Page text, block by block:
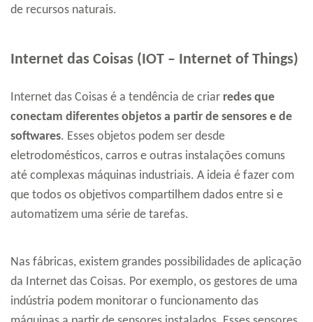
de recursos naturais.
Internet das Coisas (IOT – Internet of Things)
Internet das Coisas é a tendência de criar redes que
conectam diferentes objetos a partir de sensores e de
softwares. Esses objetos podem ser desde
eletrodomésticos, carros e outras instalações comuns
até complexas máquinas industriais. A ideia é fazer com
que todos os objetivos compartilhem dados entre si e
automatizem uma série de tarefas.
Nas fábricas, existem grandes possibilidades de aplicação
da Internet das Coisas. Por exemplo, os gestores de uma
indústria podem monitorar o funcionamento das